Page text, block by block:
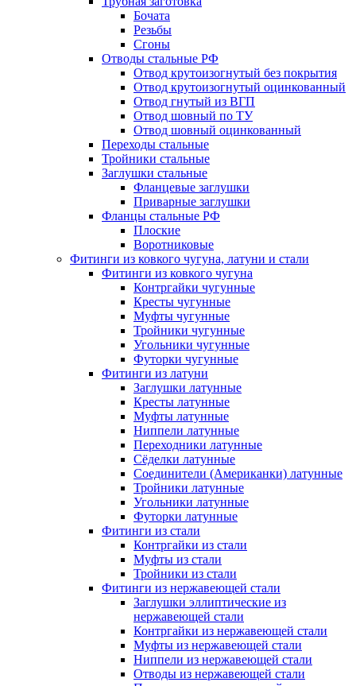
Бочата
Резьбы
Сгоны
Отводы стальные РФ
Отвод крутоизогнутый без покрытия
Отвод крутоизогнутый оцинкованный
Отвод гнутый из ВГП
Отвод шовный по ТУ
Отвод шовный оцинкованный
Переходы стальные
Тройники стальные
Заглушки стальные
Фланцевые заглушки
Приварные заглушки
Фланцы стальные РФ
Плоские
Воротниковые
Фитинги из ковкого чугуна, латуни и стали
Фитинги из ковкого чугуна
Контргайки чугунные
Кресты чугунные
Муфты чугунные
Тройники чугунные
Угольники чугунные
Футорки чугунные
Фитинги из латуни
Заглушки латунные
Кресты латунные
Муфты латунные
Ниппели латунные
Переходники латунные
Сёделки латунные
Соединители (Американки) латунные
Тройники латунные
Угольники латунные
Футорки латунные
Фитинги из стали
Контргайки из стали
Муфты из стали
Тройники из стали
Фитинги из нержавеющей стали
Заглушки эллиптические из
нержавеющей стали
Контргайки из нержавеющей стали
Муфты из нержавеющей стали
Ниппели из нержавеющей стали
Отводы из нержавеющей стали